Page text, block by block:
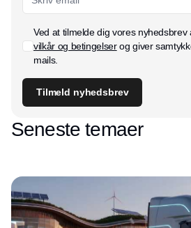
Ved at tilmelde dig vores
vilkår og betingelserog giver
mails.
Tilmeld nyhedsbrev
Seneste temaer